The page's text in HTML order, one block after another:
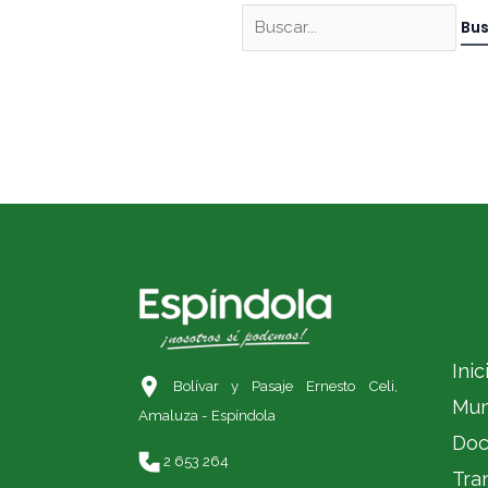
Bolívar y Pasaje Ernesto Celi,
Amaluza - Espíndola
2 653 264